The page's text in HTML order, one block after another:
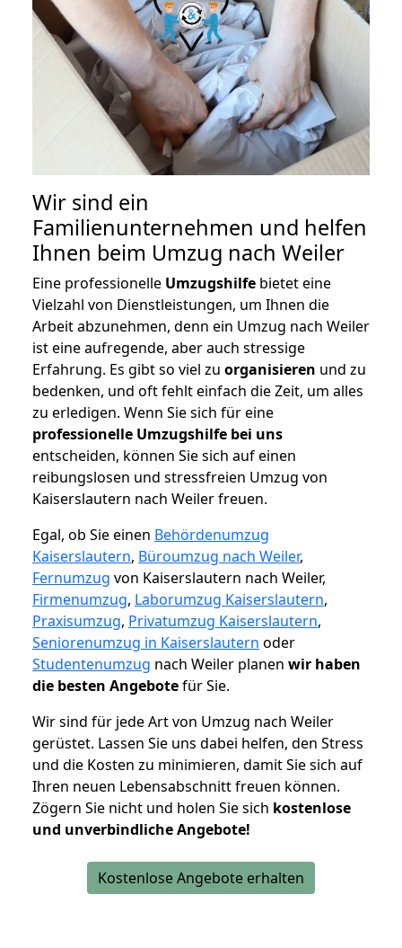
Wir sind ein
Familienunternehmen und helfen
Ihnen beim Umzug nach Weiler
Eine professionelle Umzugshilfe bietet eine
Vielzahl von Dienstleistungen, um Ihnen die
Arbeit abzunehmen, denn ein Umzug nach Weiler
ist eine aufregende, aber auch stressige
Erfahrung. Es gibt so viel zu organisieren und zu
bedenken, und oft fehlt einfach die Zeit, um alles
zu erledigen. Wenn Sie sich für eine
professionelle Umzugshilfe bei uns
entscheiden, können Sie sich auf einen
reibungslosen und stressfreien Umzug von
Kaiserslautern nach Weiler freuen.
Egal, ob Sie einen Behördenumzug
Kaiserslautern, Büroumzug nach Weiler,
Fernumzug von Kaiserslautern nach Weiler,
Firmenumzug, Laborumzug Kaiserslautern,
Praxisumzug, Privatumzug Kaiserslautern,
Seniorenumzug in Kaiserslautern oder
Studentenumzug nach Weiler planen wir haben
die besten Angebotefür Sie.
Wir sind für jede Art von Umzug nach Weiler
gerüstet. Lassen Sie uns dabei helfen, den Stress
und die Kosten zu minimieren, damit Sie sich auf
Ihren neuen Lebensabschnitt freuen können.
Zögern Sie nicht und holen Sie sich kostenlose
und unverbindliche Angebote!
Kostenlose Angebote erhalten